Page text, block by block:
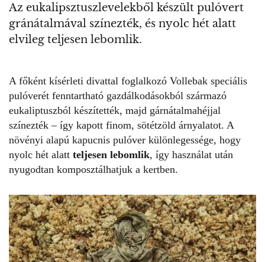
Az eukalipsztuszlevelekből készült pulóvert
gránátalmával színezték, és nyolc hét alatt
elvileg teljesen lebomlik.
A főként kísérleti divattal foglalkozó Vollebak speciális
pulóverét fenntartható gazdálkodásokból származó
eukaliptuszból készítették, majd gárnátalmahéjjal
színezték – így kapott finom, sötétzöld árnyalatot. A
növényi alapú kapucnis pulóver különlegessége, hogy
nyolc hét alatt teljesen lebomlik, így használat után
nyugodtan komposztálhatjuk a kertben.